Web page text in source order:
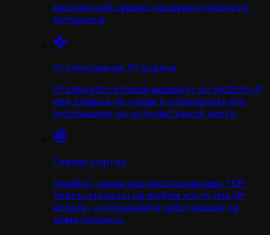
Бесплатный сервис проверки скорости
интернета
Отслеживание IP-адреса
Отследите сетевой маршрут до любого IP
или домена по узлам и определите его
геолокацию на интерактивной карте.
Сканер портов
Узнайте, какие распространённые TCP-
порты открыты на любом хосте или IP-
адресе, и определите работающие за
ними сервисы.